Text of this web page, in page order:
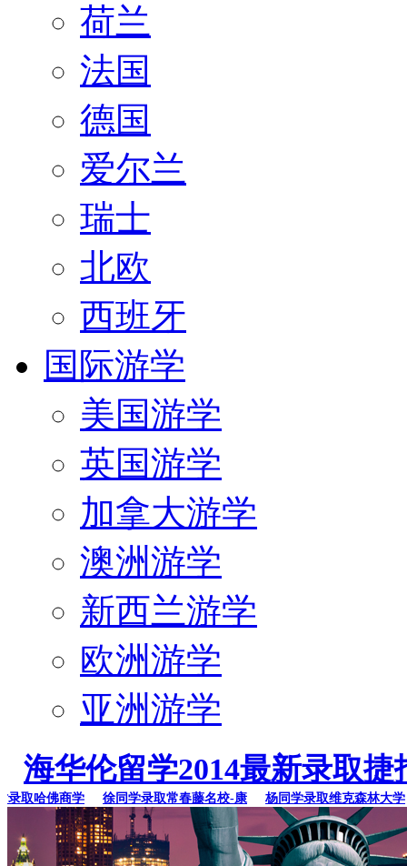
荷兰
法国
德国
爱尔兰
瑞士
北欧
西班牙
国际游学
美国游学
英国游学
加拿大游学
澳洲游学
新西兰游学
欧洲游学
亚洲游学
海华伦留学2014最新录取捷
哈佛商学 徐同学录取常春藤名校-康 杨同学录取维克森林大学